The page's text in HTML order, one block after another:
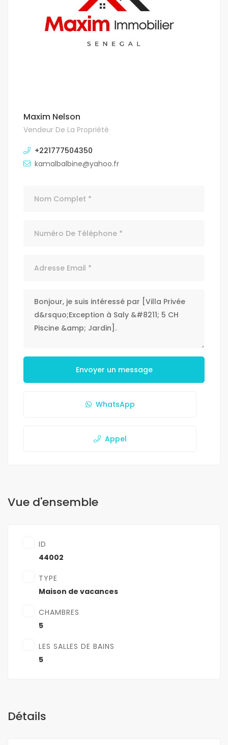
Maxim Nelson
Vendeur De La Propriété
+221777504350
kamalbalbine@yahoo.fr
Envoyer un message
WhatsApp
Appel
Vue d'ensemble
ID
44002
TYPE
Maison de vacances
CHAMBRES
5
LES SALLES DE BAINS
5
Détails